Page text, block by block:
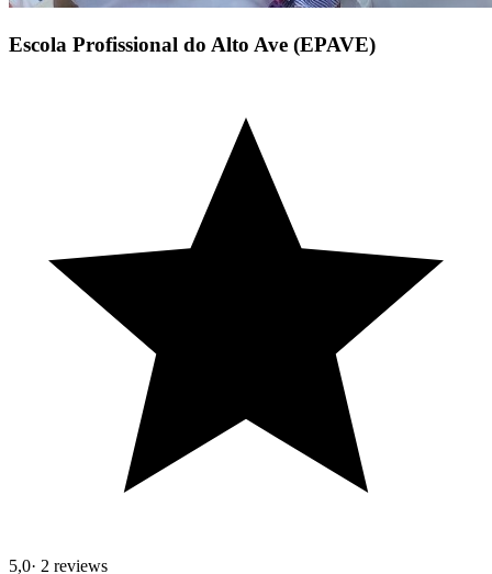
Escola Profissional do Alto Ave (EPAVE)
5,0· 2 reviews